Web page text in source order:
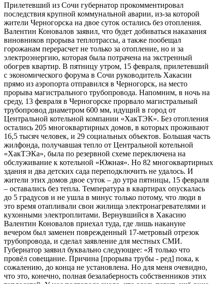
Прилетевший из Сочи губернатор прокомментировал
последствия крупной коммунальной аварии, из-за которой
жители Черногорска на двое суток остались без отопления.
Валентин Коновалов заявил, что будет добиваться наказания
виновников прорыва теплотрассы, а также пообещал
горожанам перерасчет не только за отопление, но и за
электроэнергию, которая была потрачена на экстренный
обогрев квартир. В пятницу утром, 15 февраля, прилетевший
с экономического форума в Сочи руководитель Хакасии
прямо из аэропорта отправился в Черногорск, на место
прорыва магистрального трубопровода. Напомним, в ночь на
среду, 13 февраля в Черногорске прорвало магистральный
трубопровод диаметром 600 мм, идущий в город от
Центральной котельной компании «ХакТЭК». Без отопления
остались 205 многоквартирных домов, в которых проживают
16,5 тысяч человек, и 29 социальных объектов. Большая часть
жилфонда, получавшая тепло от Центральной котельной
«ХакТЭКа», была по резервной схеме переключена на
обслуживание к котельной «Южная». Но 82 многоквартирных
здания и два детских сада переподключить не удалось. И
жители этих домов двое суток – до утра пятницы, 15 февраля
– оставались без тепла. Температура в квартирах опускалась
до 5 градусов и не ушла в минус только потому, что люди в
это время отапливали свои жилища электронагревателями и
кухонными электроплитами. Вернувшийся в Хакасию
Валентин Коновалов приехал туда, где лишь накануне
вечером был заменен поврежденный 17-метровый отрезок
трубопровода, и сделал заявление для местных СМИ.
Губернатор заявил буквально следующее: «Я только что
провёл совещание. Причина [прорыва трубы - ред] пока, к
сожалению, до конца не установлена. Но для меня очевидно,
что это, конечно, полная безалаберность собственников этих